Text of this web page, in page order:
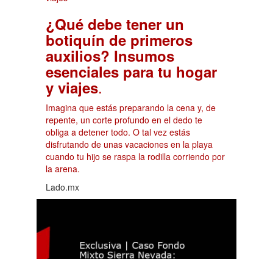
¿Qué debe tener un
botiquín de primeros
auxilios? Insumos
esenciales para tu hogar
y viajes.
Imagina que estás preparando la cena y, de
repente, un corte profundo en el dedo te
obliga a detener todo. O tal vez estás
disfrutando de unas vacaciones en la playa
cuando tu hijo se raspa la rodilla corriendo por
la arena.
Lado.mx